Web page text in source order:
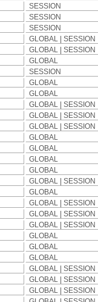
SESSION
SESSION
SESSION
GLOBAL | SESSION
GLOBAL | SESSION
GLOBAL
SESSION
GLOBAL
GLOBAL
GLOBAL | SESSION
GLOBAL | SESSION
GLOBAL | SESSION
GLOBAL
GLOBAL
GLOBAL
GLOBAL
GLOBAL | SESSION
GLOBAL
GLOBAL | SESSION
GLOBAL | SESSION
GLOBAL | SESSION
GLOBAL
GLOBAL
GLOBAL
GLOBAL | SESSION
GLOBAL | SESSION
GLOBAL | SESSION